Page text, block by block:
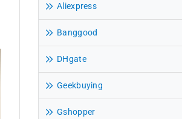
Aliexpress
Banggood
DHgate
Geekbuying
Gshopper